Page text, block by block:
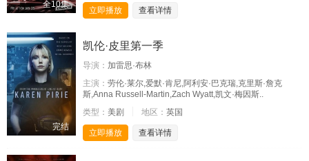
全10集
立即播放 查看详情
完结
凯伦·皮里第一季
导演： 加雷思·布林
主演： 劳伦·莱尔,爱默·肯尼,阿利安·巴克瑞,克里斯·詹克
斯,Anna Russell-Martin,Zach Wyatt,凯文·梅因斯..
类型： 美剧 地区： 英国
立即播放 查看详情